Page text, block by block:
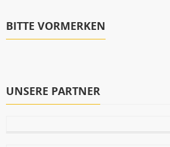
BITTE VORMERKEN
UNSERE PARTNER